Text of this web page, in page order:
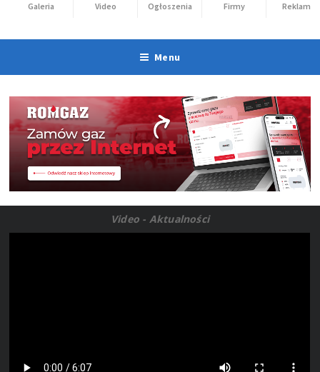
Galeria Video Ogłoszenia Firmy Reklama
Menu
Video - Aktualności